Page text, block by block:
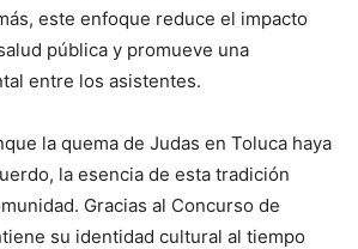
este enfoque reduce el impacto
pública y promueve una
entre los asistentes.
la quema de Judas en Toluca haya
la esencia de esta tradición
Gracias al Concurso de
su identidad cultural al tiempo